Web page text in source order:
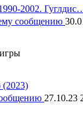
2002.
сообщению
(2023)
27.10.23